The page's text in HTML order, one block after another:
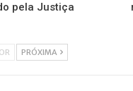
pela Justiça
PRÓXIMA